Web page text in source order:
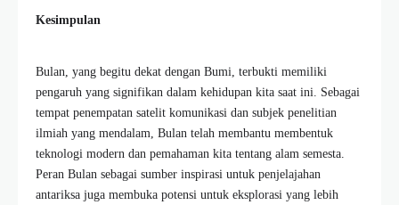
Kesimpulan
Bulan, yang begitu dekat dengan Bumi, terbukti memiliki
pengaruh yang signifikan dalam kehidupan kita saat ini. Sebagai
tempat penempatan satelit komunikasi dan subjek penelitian
ilmiah yang mendalam, Bulan telah membantu membentuk
teknologi modern dan pemahaman kita tentang alam semesta.
Peran Bulan sebagai sumber inspirasi untuk penjelajahan
antariksa juga membuka potensi untuk eksplorasi yang lebih